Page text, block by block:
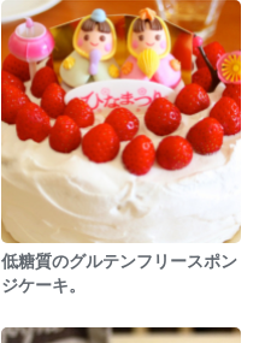
低糖質のグルテンフリースポン
ジケーキ。